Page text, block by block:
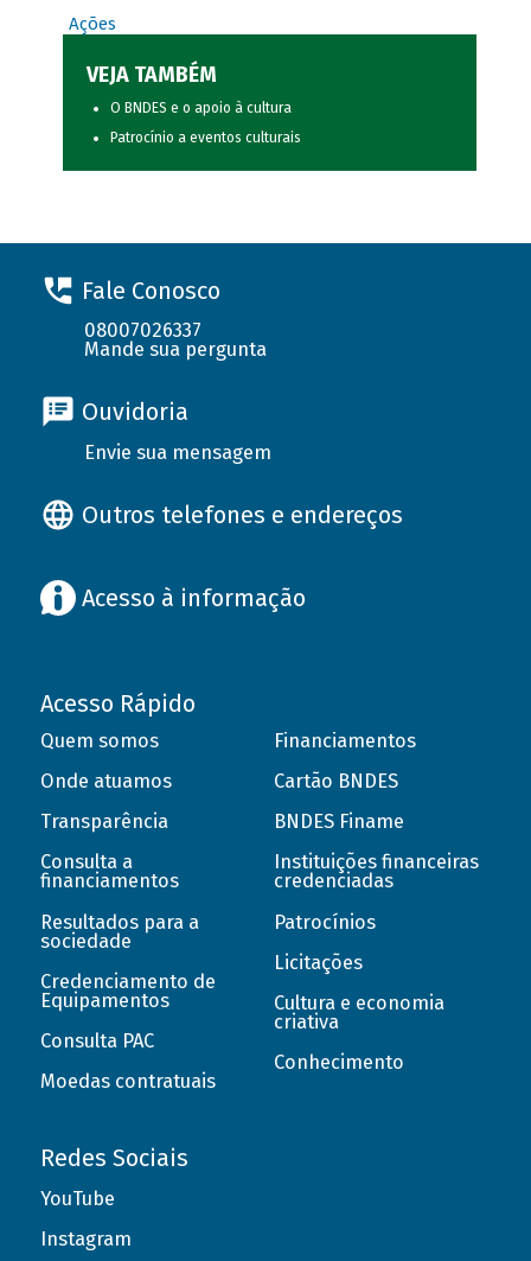
Ações
VEJA TAMBÉM
O BNDES e o apoio à cultura
Patrocínio a eventos culturais
Fale Conosco
08007026337
Mande sua pergunta
Ouvidoria
Envie sua mensagem
Outros telefones e endereços
Acesso à informação
Acesso Rápido
Quem somos
Onde atuamos
Transparência
Consulta a
financiamentos
Resultados para a
sociedade
Credenciamento de
Equipamentos
Consulta PAC
Moedas contratuais
Financiamentos
Cartão BNDES
BNDES Finame
Instituições financeiras
credenciadas
Patrocínios
Licitações
Cultura e economia
criativa
Conhecimento
Redes Sociais
YouTube
Instagram